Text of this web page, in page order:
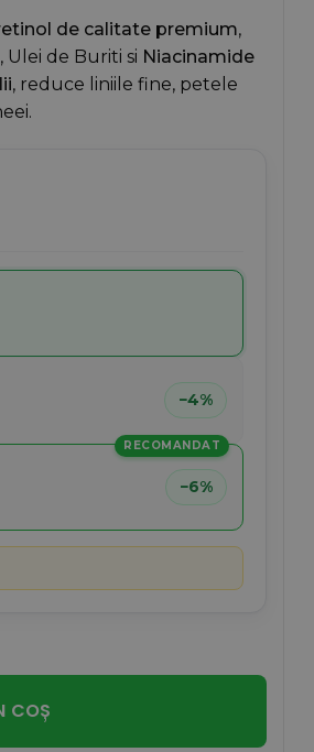
de calitate premium,
Ulei de Buriti si Niacinamide
, reduce liniile fine, petele
−4%
RECOMANDAT
−6%
cu Aloe Vera, Unt de
COȘ